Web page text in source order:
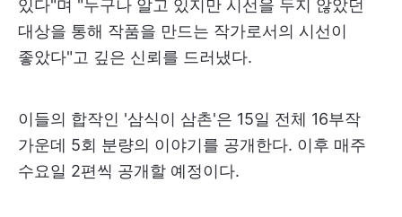
있다"며 "누구나 알고 있지만 시선을 두지 않았던
대상을 통해 작품을 만드는 작가로서의 시선이
좋았다"고 깊은 신뢰를 드러냈다.
이들의 합작인 '삼식이 삼촌'은 15일 전체 16부작
가운데 5회 분량의 이야기를 공개한다. 이후 매주
수요일 2편씩 공개할 예정이다.